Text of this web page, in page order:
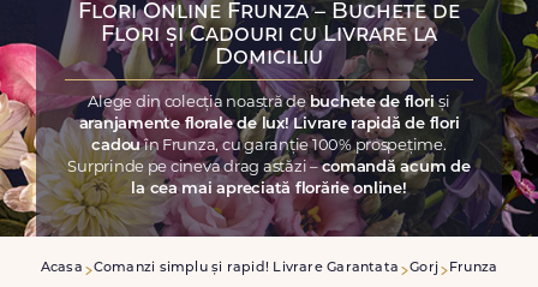
Flori Online Frunza – Buchete de
Flori și Cadouri cu Livrare la
Domiciliu
Alege din colecția noastră de buchete de floriși
aranjamente florale de lux! Livrare rapidă de flori
cadouîn Frunza, cu garanție 100% prospețime.
Surprinde pe cineva drag astăzi –comandă acum de
la cea mai apreciată florărie online!
Acasa Comanzi simplu și rapid! Livrare Garantata Gorj Frunza